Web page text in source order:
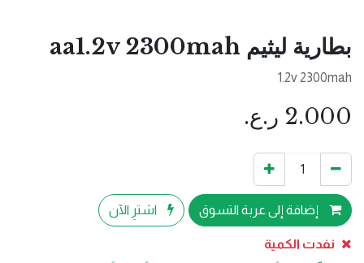
بطارية ليثيم aa1.2v 2300mah
1.2v 2300mah
2.000 ر.ع.
إضافة إلى عربة التسوق اشترِ الآن
نفدت الكمية